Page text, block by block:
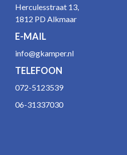
Herculesstraat 13,
1812 PD Alkmaar
E-MAIL
info@gkamper.nl
TELEFOON
072-5123539
06-31337030